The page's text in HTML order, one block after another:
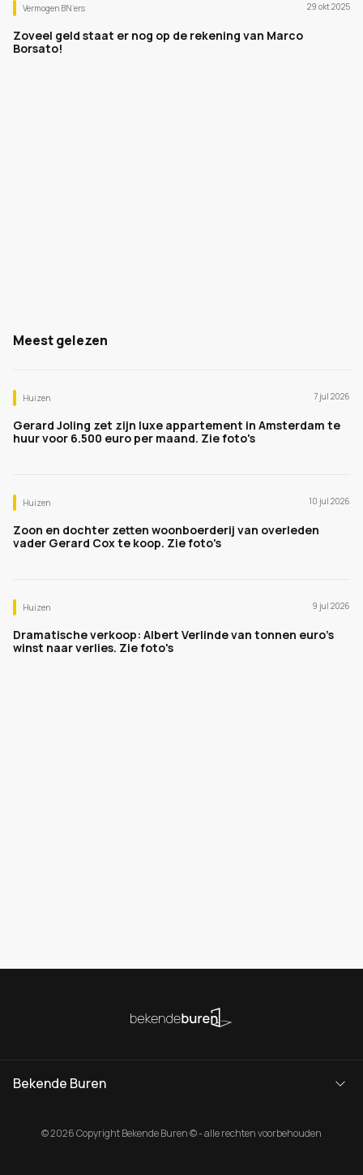
Vermogen BN’ers 29 okt 2025
Zoveel geld staat er nog op de rekening van Marco
Borsato!
Meest gelezen
Huizen 7 jul 2026
Gerard Joling zet zijn luxe appartement in Amsterdam te
huur voor 6.500 euro per maand. Zie foto's
Huizen 10 jul 2026
Zoon en dochter zetten woonboerderij van overleden
vader Gerard Cox te koop. Zie foto's
Huizen 9 jul 2026
Dramatische verkoop: Albert Verlinde van tonnen euro's
winst naar verlies. Zie foto's
Bekende Buren
© 2026 Copyright Bekende Buren © - alle rechten voorbehouden